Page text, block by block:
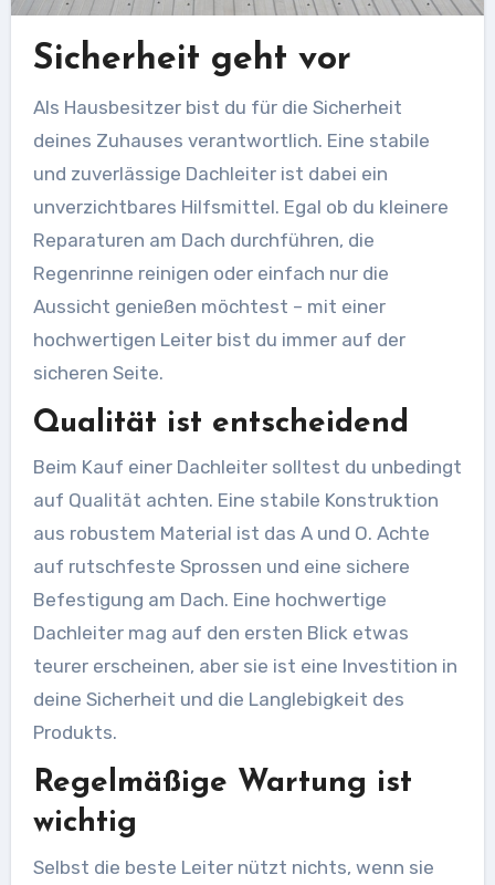
Sicherheit geht vor
Als Hausbesitzer bist du für die Sicherheit
deines Zuhauses verantwortlich. Eine stabile
und zuverlässige Dachleiter ist dabei ein
unverzichtbares Hilfsmittel. Egal ob du kleinere
Reparaturen am Dach durchführen, die
Regenrinne reinigen oder einfach nur die
Aussicht genießen möchtest – mit einer
hochwertigen Leiter bist du immer auf der
sicheren Seite.
Qualität ist entscheidend
Beim Kauf einer Dachleiter solltest du unbedingt
auf Qualität achten. Eine stabile Konstruktion
aus robustem Material ist das A und O. Achte
auf rutschfeste Sprossen und eine sichere
Befestigung am Dach. Eine hochwertige
Dachleiter mag auf den ersten Blick etwas
teurer erscheinen, aber sie ist eine Investition in
deine Sicherheit und die Langlebigkeit des
Produkts.
Regelmäßige Wartung ist
wichtig
Selbst die beste Leiter nützt nichts, wenn sie